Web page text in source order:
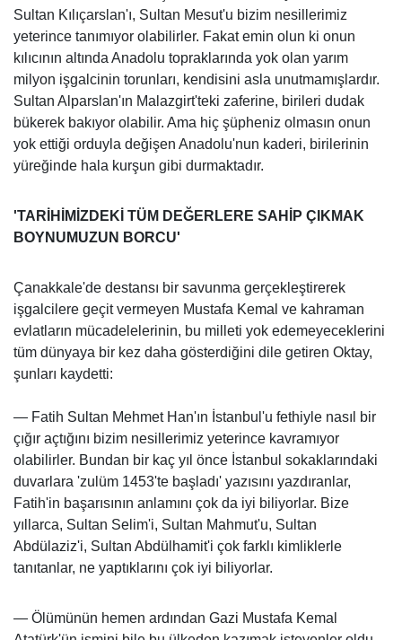
Sultan Kılıçarslan'ı, Sultan Mesut'u bizim nesillerimiz
yeterince tanımıyor olabilirler. Fakat emin olun ki onun
kılıcının altında Anadolu topraklarında yok olan yarım
milyon işgalcinin torunları, kendisini asla unutmamışlardır.
Sultan Alparslan'ın Malazgirt'teki zaferine, birileri dudak
bükerek bakıyor olabilir. Ama hiç şüpheniz olmasın onun
yok ettiği orduyla değişen Anadolu'nun kaderi, birilerinin
yüreğinde hala kurşun gibi durmaktadır.
'TARİHİMİZDEKİ TÜM DEĞERLERE SAHİP ÇIKMAK
BOYNUMUZUN BORCU'
Çanakkale'de destansı bir savunma gerçekleştirerek
işgalcilere geçit vermeyen Mustafa Kemal ve kahraman
evlatların mücadelelerinin, bu milleti yok edemeyeceklerini
tüm dünyaya bir kez daha gösterdiğini dile getiren Oktay,
şunları kaydetti:
— Fatih Sultan Mehmet Han'ın İstanbul'u fethiyle nasıl bir
çığır açtığını bizim nesillerimiz yeterince kavramıyor
olabilirler. Bundan bir kaç yıl önce İstanbul sokaklarındaki
duvarlara 'zulüm 1453'te başladı' yazısını yazdıranlar,
Fatih'in başarısının anlamını çok da iyi biliyorlar. Bize
yıllarca, Sultan Selim'i, Sultan Mahmut'u, Sultan
Abdülaziz'i, Sultan Abdülhamit'i çok farklı kimliklerle
tanıtanlar, ne yaptıklarını çok iyi biliyorlar.
— Ölümünün hemen ardından Gazi Mustafa Kemal